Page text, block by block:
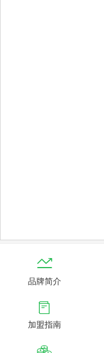

品牌简介

加盟指南
